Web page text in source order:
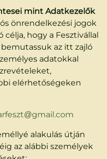
mint Adatkezelők
önrendelkezési jogok
hogy a Fesztivállal
az itt zajló
adatokkal
elérhetőségeken
alakulás útján
az alábbi személyek